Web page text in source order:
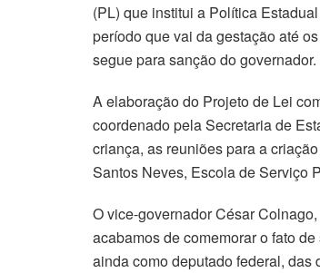
(PL) que institui a Política
período que vai da gestação até
segue para sanção do governador.
A elaboração do Projeto de Lei
coordenado pela Secretaria de
criança, as reuniões para a
Santos Neves, Escola de Serviço
O vice-governador César
acabamos de comemorar o fato
ainda como deputado federal, das